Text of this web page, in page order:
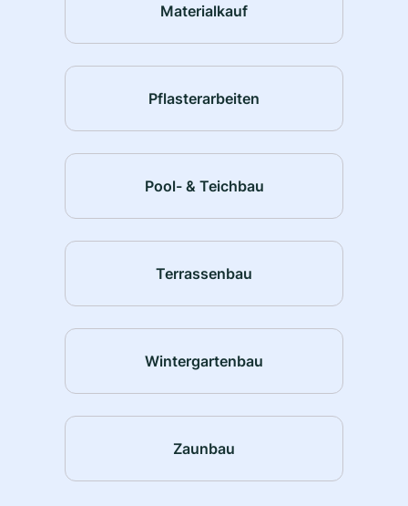
Materialkauf
Pflasterarbeiten
Pool- & Teichbau
Terrassenbau
Wintergartenbau
Zaunbau